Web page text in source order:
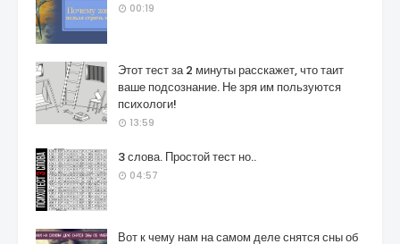
00:19
Этот тест за 2 минуты расскажет, что таит
ваше подсознание. Не зря им пользуются
психологи!
13:59
3 слова. Простой тест но..
04:57
Вот к чему нам на самом деле снятся сны об